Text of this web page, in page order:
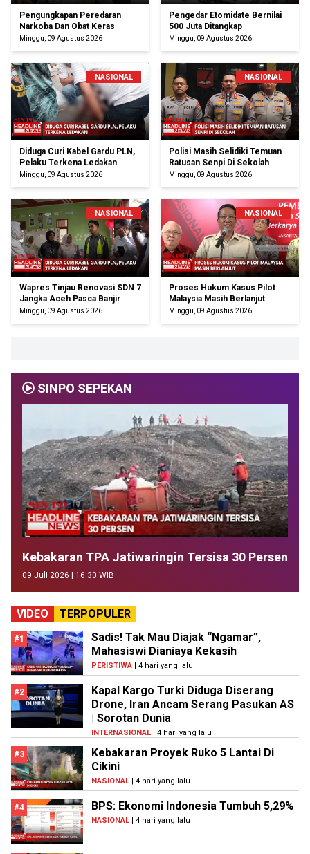
Pengungkapan Peredaran
Narkoba Dan Obat Keras
Minggu, 09 Agustus 2026
Pengedar Etomidate Bernilai
500 Juta Ditangkap
Minggu, 09 Agustus 2026
NASIONAL
Diduga Curi Kabel Gardu PLN,
Pelaku Terkena Ledakan
Minggu, 09 Agustus 2026
NASIONAL
Polisi Masih Selidiki Temuan
Ratusan Senpi Di Sekolah
Minggu, 09 Agustus 2026
NASIONAL
Wapres Tinjau Renovasi SDN 7
Jangka Aceh Pasca Banjir
Minggu, 09 Agustus 2026
NASIONAL
Proses Hukum Kasus Pilot
Malaysia Masih Berlanjut
Minggu, 09 Agustus 2026
SINPO SEPEKAN
Kebakaran TPA Jatiwaringin Tersisa 30 Persen
09 Juli 2026 | 16:30 WIB
VIDEO TERPOPULER
#1
Sadis! Tak Mau Diajak “Ngamar”,
Mahasiswi Dianiaya Kekasih
PERISTIWA | 4 hari yang lalu
#2
Kapal Kargo Turki Diduga Diserang
Drone, Iran Ancam Serang Pasukan AS
| Sorotan Dunia
INTERNASIONAL | 4 hari yang lalu
#3
Kebakaran Proyek Ruko 5 Lantai Di
Cikini
NASIONAL | 4 hari yang lalu
#4 BPS: Ekonomi Indonesia Tumbuh 5,29%
NASIONAL | 4 hari yang lalu